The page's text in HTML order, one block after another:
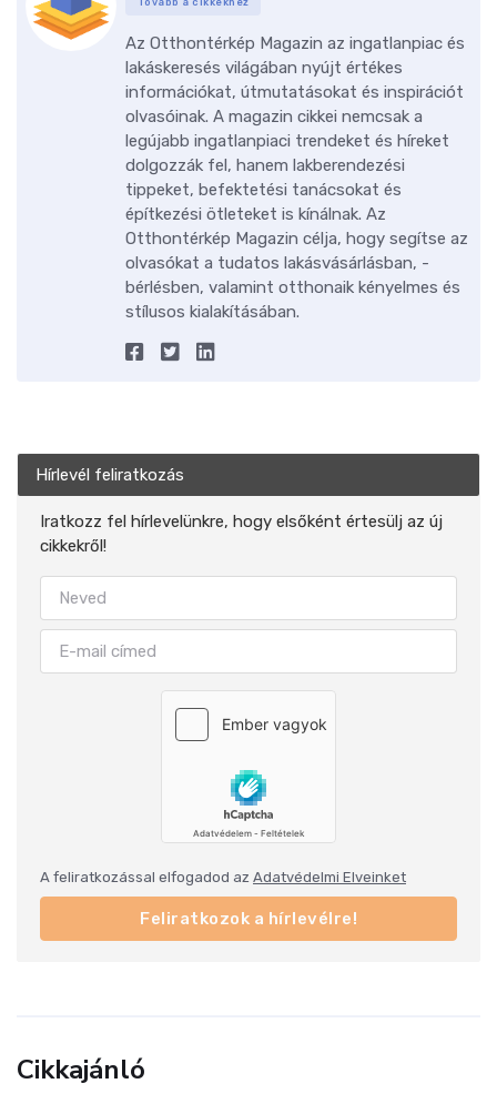
Az Otthontérkép Magazin az ingatlanpiac és
lakáskeresés világában nyújt értékes
információkat, útmutatásokat és inspirációt
olvasóinak. A magazin cikkei nemcsak a
legújabb ingatlanpiaci trendeket és híreket
dolgozzák fel, hanem lakberendezési
tippeket, befektetési tanácsokat és
építkezési ötleteket is kínálnak. Az
Otthontérkép Magazin célja, hogy segítse az
olvasókat a tudatos lakásvásárlásban, -
bérlésben, valamint otthonaik kényelmes és
stílusos kialakításában.
Hírlevél feliratkozás
Iratkozz fel hírlevelünkre, hogy elsőként értesülj az új
cikkekről!
A feliratkozással elfogadod az Adatvédelmi Elveinket
Feliratkozok a hírlevélre!
Cikkajánló